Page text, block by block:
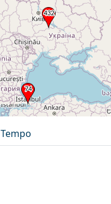
Tempo